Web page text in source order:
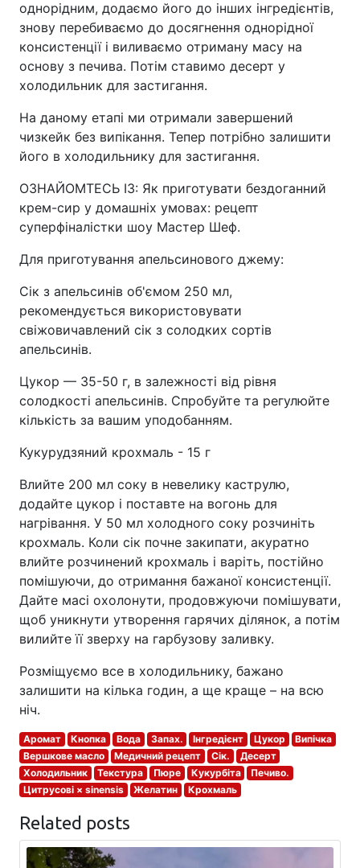
однорідним, додаємо його до інших інгредієнтів,
знову перебиваємо до досягнення однорідної
консистенції і виливаємо отриману масу на
основу з печива. Потім ставимо десерт у
холодильник для застигання.
На даному етапі ми отримали завершений
чизкейк без випікання. Тепер потрібно залишити
його в холодильнику для застигання.
ОЗНАЙОМТЕСЬ ІЗ: Як приготувати бездоганний
крем-сир у домашніх умовах: рецепт
суперфіналістки шоу Мастер Шеф.
Для приготування апельсинового джему:
Сік з апельсинів об'ємом 250 мл,
рекомендується використовувати
свіжовичавлений сік з солодких сортів
апельсинів.
Цукор — 35-50 г, в залежності від рівня
солодкості апельсинів. Спробуйте та регулюйте
кількість за вашим уподобанням.
Кукурудзяний крохмаль - 15 г
Влийте 200 мл соку в невелику каструлю,
додайте цукор і поставте на вогонь для
нагрівання. У 50 мл холодного соку розчиніть
крохмаль. Коли сік почне закипати, акуратно
влийте розчинений крохмаль і варіть, постійно
помішуючи, до отримання бажаної консистенції.
Дайте масі охолонути, продовжуючи помішувати,
щоб уникнути утворення гарячих ділянок, а потім
вилийте її зверху на гарбузову заливку.
Розміщуємо все в холодильнику, бажано
залишити на кілька годин, а ще краще – на всю
ніч.
Аромат Кнопка Вода Запах. Інгредієнт Цукор
Випічка
Вершкове масло
Медичний рецепт Сік.
Десерт
Холодильник
Текстура Пюре Кукурбіта
Печиво.
Цитрусові × sinensis
Желатин Крохмаль
Related posts